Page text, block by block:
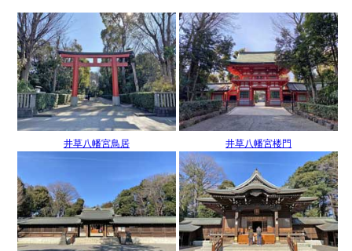
井草八幡宮鳥居 井草八幡宮楼門